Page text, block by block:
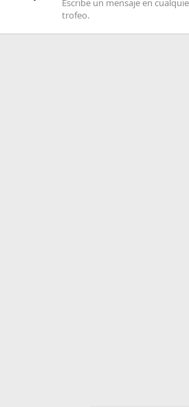
Escribe un mensaje en
trofeo.